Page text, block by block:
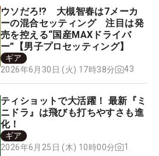
ウソだろ!? 大槻智春は7メーカ
ーの混合セッティング 注目は発
売を控える“国産MAXドライバ
ー”【男子プロセッティング】
ギア
2026年6月30日 (火) 17時38分
43
ティショットで大活躍！ 最新『ミ
ニドラ』は飛びも打ちやすさも進
化！
ギア
2026年6月25日 (木) 10時00分
1